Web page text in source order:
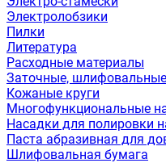
Электролобзики
Пилки
Литература
Расходные материалы
Заточные,
Кожаные круги
Многофункциональные
Насадки для полировки
Паста абразивная для
Шлифовальная бумага